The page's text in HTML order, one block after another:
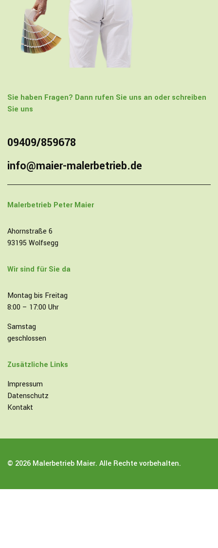
Sie haben Fragen? Dann rufen Sie uns an oder schreiben
Sie uns
09409/859678
info@maier-malerbetrieb.de
Malerbetrieb Peter Maier
Ahornstraße 6
93195 Wolfsegg
Wir sind für Sie da
Montag bis Freitag
8:00 – 17:00 Uhr
Samstag
geschlossen
Zusätzliche Links
Impressum
Datenschutz
Kontakt
© 2026 Malerbetrieb Maier. Alle Rechte vorbehalten.